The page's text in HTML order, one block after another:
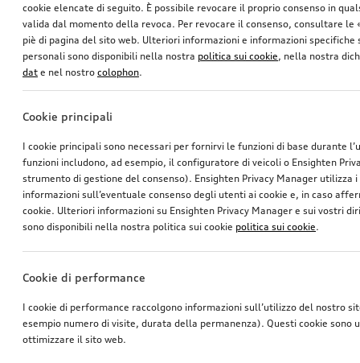
nero brillante, 250 l
*699.00SFr. *565.00 SFr.
cookie elencate di seguito. È possibile revocare il proprio consenso in
valida dal momento della revoca. Per revocare il consenso, consultare le
piè di pagina del sito web. Ulteriori informazioni e informazioni specifiche
personali sono disponibili nella nostra politica sui cookie, nella nostra
dat e nel nostro colophon.
Cookie principali
I cookie principali sono necessari per fornirvi le funzioni di base durante
funzioni includono, ad esempio, il configuratore di veicoli o Ensighten
strumento di gestione del consenso). Ensighten Privacy Manager utilizza
informazioni sull’eventuale consenso degli utenti ai cookie e, in caso
cookie. Ulteriori informazioni su Ensighten Privacy Manager e sui vostri
sono disponibili nella nostra politica sui cookie politica sui cookie.
Cookie di performance
I cookie di performance raccolgono informazioni sull’utilizzo del nostro
esempio numero di visite, durata della permanenza). Questi cookie sono
ottimizzare il sito web.